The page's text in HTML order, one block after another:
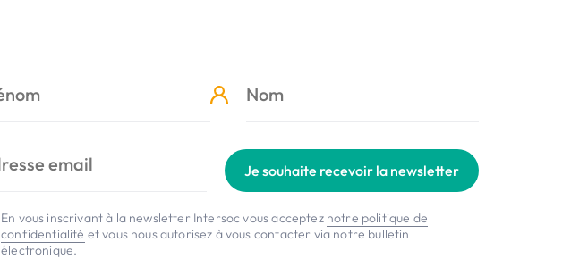
Je souhaite recevoir la newsletter
En vous inscrivant à la newsletter Intersoc vous acceptez notre politique de
confidentialité et vous nous autorisez à vous contacter via notre bulletin
électronique.